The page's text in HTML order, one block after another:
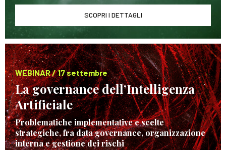
SCOPRI I DETTAGLI
WEBINAR / 17 settembre
La governance dell’Intelligenza
Artificiale
Problematiche implementative e scelte
strategiche, fra data governance, organizzazione
interna e gestione dei rischi